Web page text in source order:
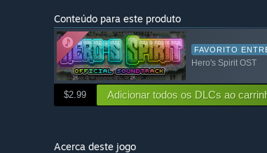
Conteúdo para este produto
FAVORITO
Hero's Spirit OST
$2.99 Adicionar todos os DLCs ao
Acerca deste jogo